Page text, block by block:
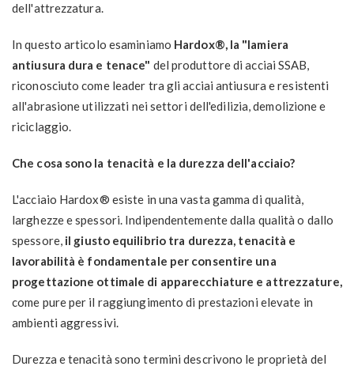
dell'attrezzatura.
In questo articolo esaminiamo Hardox®, la "lamiera
antiusura dura e tenace" del produttore di acciai SSAB,
riconosciuto come leader tra gli acciai antiusura e resistenti
all'abrasione utilizzati nei settori dell'edilizia, demolizione e
riciclaggio.
Che cosa sono la tenacità e la durezza dell'acciaio?
L'acciaio Hardox® esiste in una vasta gamma di qualità,
larghezze e spessori. Indipendentemente dalla qualità o dallo
spessore, il giusto equilibrio tra durezza, tenacità e
lavorabilità è fondamentale per consentire una
progettazione ottimale di apparecchiature e attrezzature,
come pure per il raggiungimento di prestazioni elevate in
ambienti aggressivi.
Durezza e tenacità sono termini descrivono le proprietà del